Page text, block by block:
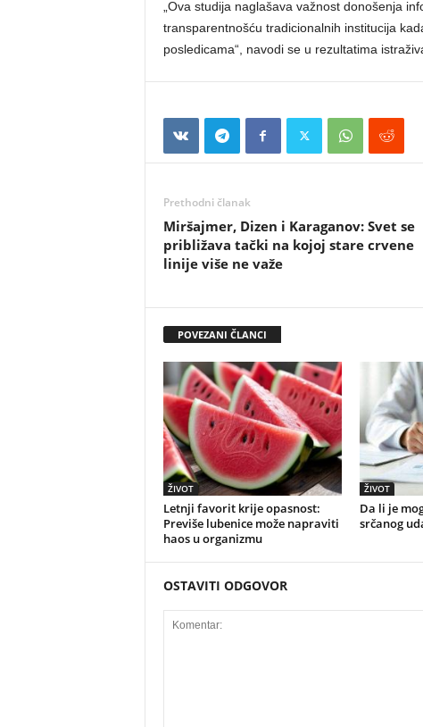
„Ova studija naglašava važnost donošenja
transparentnošću tradicionalnih institucija
posledicama“, navodi se u rezultatima
Prethodni članak
Miršajmer, Dizen i Karaganov: Svet se
približava tački na kojoj stare crvene
linije više ne važe
POVEZANI ČLANCI
ŽIVOT
Letnji favorit krije opasnost:
Previše lubenice može napraviti
haos u organizmu
ŽIVOT
Da li je
srčanog
OSTAVITI ODGOVOR